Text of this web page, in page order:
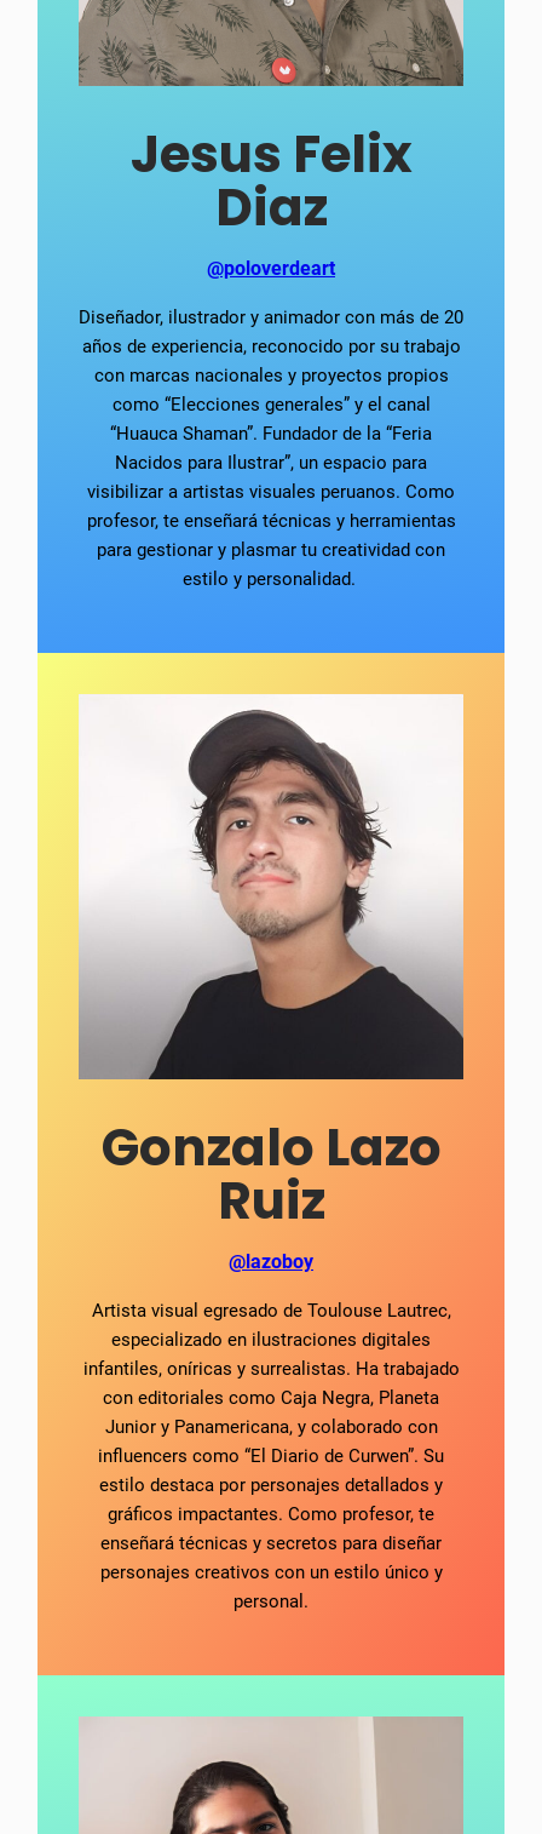
Jesus Felix
Diaz
@poloverdeart
Diseñador, ilustrador y animador con más de 20
años de experiencia, reconocido por su trabajo
con marcas nacionales y proyectos propios
como “Elecciones generales” y el canal
“Huauca Shaman”. Fundador de la “Feria
Nacidos para Ilustrar”, un espacio para
visibilizar a artistas visuales peruanos. Como
profesor, te enseñará técnicas y herramientas
para gestionar y plasmar tu creatividad con
estilo y personalidad.
Gonzalo Lazo
Ruiz
@lazoboy
Artista visual egresado de Toulouse Lautrec,
especializado en ilustraciones digitales
infantiles, oníricas y surrealistas. Ha trabajado
con editoriales como Caja Negra, Planeta
Junior y Panamericana, y colaborado con
influencers como “El Diario de Curwen”. Su
estilo destaca por personajes detallados y
gráficos impactantes. Como profesor, te
enseñará técnicas y secretos para diseñar
personajes creativos con un estilo único y
personal.